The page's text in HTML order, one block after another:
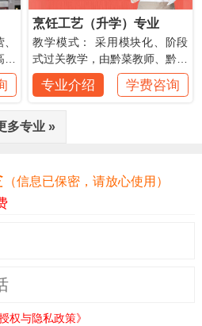
烹饪工艺（升学）专业
教学模式： 采用模块化、阶段
式过关教学，由黔菜教师、黔菜
总厨执教。
专业介绍 学费咨询
多专业 »
（信息已保密，请放心使用）
权与隐私政策》